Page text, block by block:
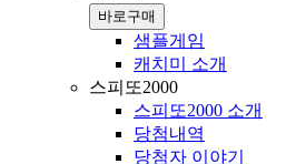
바로구매
샘플게임
캐치미 소개
스피또2000
스피또2000 소개
당첨내역
당첨자 이야기